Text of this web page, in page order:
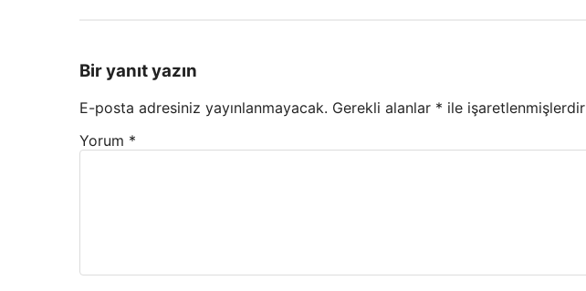
Bir yanıt yazın
E-posta adresiniz yayınlanmayacak. Gerekli alanlar * ile işaretlenmişlerdir
Yorum *